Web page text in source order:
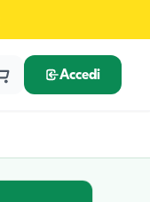
Accedi